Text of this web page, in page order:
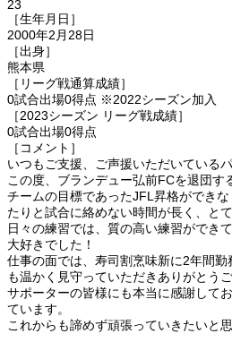
23
［生年月日］
2000年2月28日
［出身］
熊本県
［リーグ戦通算成績］
0試合出場0得点 ※2022シーズン加入
［2023シーズン リーグ戦成績］
0試合出場0得点
［コメント］
いつもご支援、ご声援いただいている
この度、ブランデュー弘前FCを退団す
チームの目標であったJFL昇格ができ
たりと試合に絡めない時間が長く、と
日々の練習では、質の高い練習ができ
大好きでした！
仕事の面では、寿司割烹味新に2年間
も温かく見守っていただきありがとうご
サポーターの皆様にも本当に感謝して
ています。
これからも諦めず頑張っていきたいと